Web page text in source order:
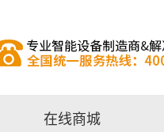
在线商城